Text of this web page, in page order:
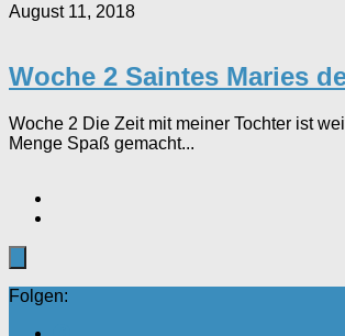
August 11, 2018
Woche 2 Saintes Maries
Woche 2 Die Zeit mit meiner Tochter ist
Menge Spaß gemacht...
Folgen: